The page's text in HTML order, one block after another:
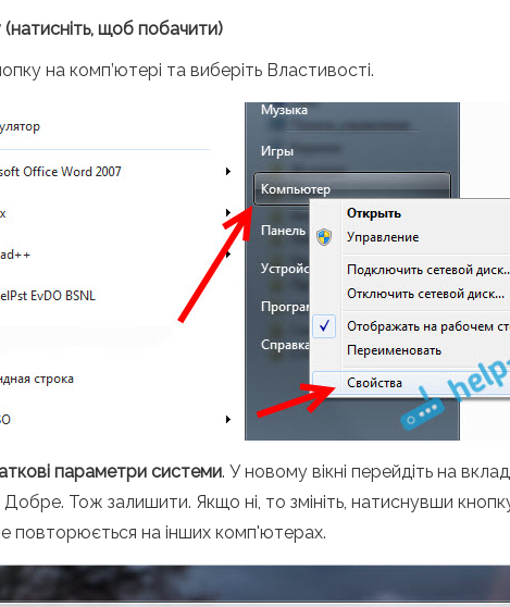
щоб побачити)
на комп’ютері та виберіть Властивості.
параметри системи. У новому вікні перейдіть на
Добре. Тож залишити. Якщо ні, то змініть, натиснувши
повторюється на інших комп'ютерах.